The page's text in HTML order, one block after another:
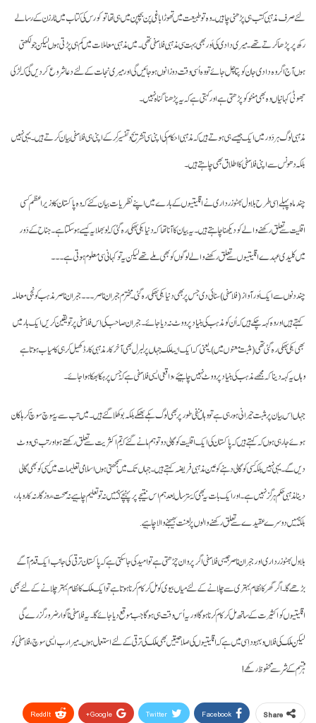
لئے صرف مذہبی کتب ہی پڑھنی چاہیں۔ وہ تو طبیعت میں تھوڑا باغی پن بچپن میں ہی تھا تو کورس کی کتاب میں ٹارزن کے رسالے
رکھ پر پڑھا کرتے تھے۔ میری دادی کی اَور بھی بہت سی مذہبی فلاسفی تھی۔ میں مذہبی معاملات میں کم ہی پڑتی ہوں لیکن جو لکھتی
ہوں آج اگر وہ دادی جان کو پتا چل جائے تو وہ اُسی وقت دو زانوں ہو جائیں گی اور میری نجات کے لئے دعا شروع کر دیں گی کہ لڑکی
جھوٹی کہانیاں وہ بھی منٹو کو پڑھتی ہے اور کہتی ہے کہ یہ پڑھنا گناہ نہیں۔
مذہبی لوگ ہر دَور میں ایک جیسے ہی ہوتے ہیں کہ مذہبی احکام کی اپنی سی تشریح و تفسیر کر کے اپنی ہی فلاسفی بیان کرتے ہیں۔ یہی نہیں
بلکہ دھونس سے اپنی فلاسفی کا اطلاق بھی چاہتے ہیں۔
چند ماہ پہلے اِسی طرح بلاول بھٹو زرداری نے اقلیتیوں کے بارے میں اپنے نظریات بیان کئے کہ وہ پاکستان کا وزیر اعظم کسی
اقلیت سے تعلق رکھنے والے کو دیکھنا چاہتے ہیں۔ یہ بیان کا آنا تھا کہ دنیا ہکی بھکی رہ گئی کہ لو بھلا یہ کیسے ہو سکتا ہے۔ جناح کے دَور
میں کلیدی عہدے اقلیتیوں سے تعلق رکھنے والے لوگوں کو بھی ملے تھے لیکن یہ تو کہانی سی معلوم ہوتی ہے۔۔۔
چند دنوں سے ایک اَور آواز (فلاسفی) سنائی دی جس پر بھی دنیا ہکی بھکی رہ گئی۔ مخترم جبران ناصر۔۔۔ جبران ناصر مذہب کو نجی معاملہ
کہتے ہیں اور وہ کہہ چکے ہیں کہ اُن کو مذہب کی بنیاد پر ووٹ نہ دیا جائے۔ جبران صاحب کی اِس فلاسفی پر تو یقین کریں ایک بار میں
بھی ہکی بھکی رہ گئی تھی (مثبت معنوں میں)۔ یعنی کہ ایک ایسا ملک جہاں پر لبرل بھی آخر کار مذہبی کارڈ کھیل کر ہی کامیاب ہوتا ہے
وہاں یہ کہہ دینا کہ مجھے مذہب کی بنیاد پر ووٹ نہیں چاہیئے، واقعی ایسی فلاسفی ہے کہ جس پر ہکا بھکا ہوا جائے۔
جہاں اِس بیان پر مثبت حیرانی ہو رہی ہے تو وہاں منفی طور پر بھی لوگ ہکے بھکے بلکہ بوکھلا گئے ہیں۔ میں تب سے یہ سوچ سوچ کر ہلکان
ہوئے جا رہی ہوں کہ کہتے ہیں کہ پاکستان کی ایک اقلیت کو گالی دو تو ہم مانے گئے کہ تم اکثریت سے تعلق رکھتے ہو اور تب ہی ووٹ
دیں گے۔ یہی نہیں بلکہ کسی کو گالی دہنے کو عین مذہبی فریضہ کہتے ہیں۔ جہاں تک میں سمجھتی ہوں اسلامی تعلیمات میں کسی کو بھی گالی
دینا مذہبی حکم ہرگز نہیں ہے۔ اور ایک بات یہ بھی کہ ستر سال بعد ہم اس نتیجے پر پہنچے کہ ہمیں نہ تو تعلیم چاہیے نہ صحت، روزگار نہ کاروبار،
بلکہ ہمیں دوسرے عقیدے سے تعلق رکھنے والوں پر لعنت بھیجنے والا چاہیے.
بلاول بھٹو زرداری اور جبران ناصر جیسی فلاسفی اگر پروان چڑھتی ہے تو امید کی جا سکتی ہے کہ پاکستان ترقی کی جانب ایک قدم آگے
بڑھے گا۔ اگر گھر کا نظام بہتری سے چلانے کے لئے میاں بیوی کو مل کر کام کرنا ہوتا ہے تو ایک ملک کا نظام بہتر چلانے کے لئے بھی
اقلیتیوں کو اکثیرت کے ساتھ مل کر کام کرنا ہو گا اور یہ اُس وقت ہی ہو گا جب موقع دیا جائے گا۔ یہ فلاسفی ناگوار ضرور گزرے گی
لیکن ملک کی فلاں و بہبود اِسی میں ہے کہ اقلیتیوں کی صلاحیتیں بھی ملک کی ترقی کے لئے استعمال ہوں۔ میرا رب ایسی سوچ، فلاسفی کو
ہر قسم کے شر سے محفوظ رکھے!
Share
Facebook
Twitter
Google+
ReddIt